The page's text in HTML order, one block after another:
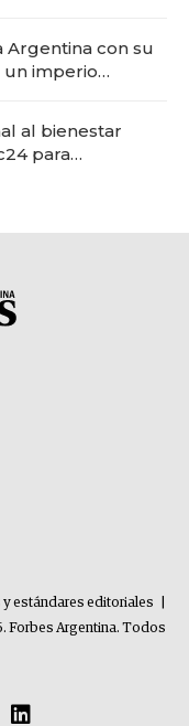
Argentina con su
imperio
al bienestar
para
y estándares editoriales
Forbes Argentina. Todos